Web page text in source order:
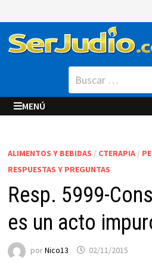
al
contenido
Buscar:
MENÚ
ALIMENTOS Y BEBIDAS / CTERAPIA/
RESPUESTAS Y PREGUNTAS
Resp. 5999-
es un acto
porNico13 02/11/2015